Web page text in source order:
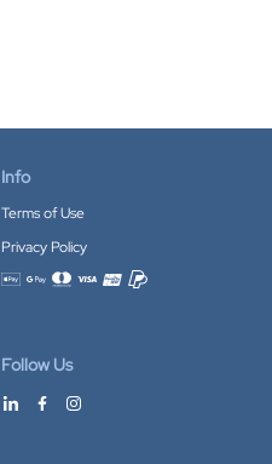
Info
Terms of Use
Privacy Policy
Accepted payment methods
Follow Us